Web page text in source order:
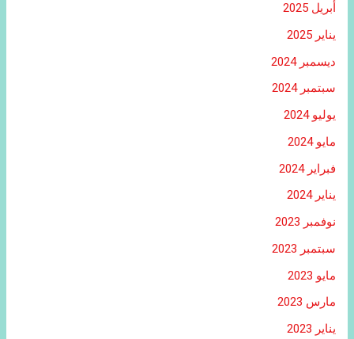
أبريل 2025
يناير 2025
ديسمبر 2024
سبتمبر 2024
يوليو 2024
مايو 2024
فبراير 2024
يناير 2024
نوفمبر 2023
سبتمبر 2023
مايو 2023
مارس 2023
يناير 2023